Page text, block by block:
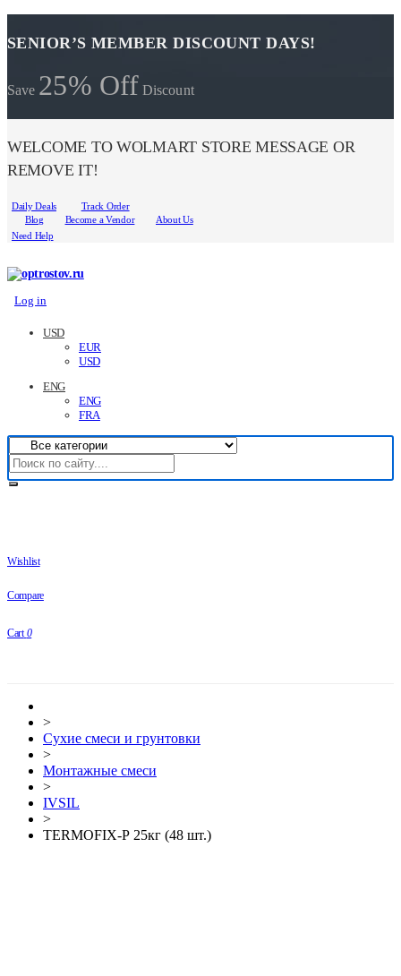
SENIOR’S MEMBER DISCOUNT DAYS!
Save 25% Off Discount
WELCOME TO WOLMART STORE MESSAGE OR
REMOVE IT!
Daily Deals
Track Order
Blog
Become a Vendor
About Us
Need Help
Log in
USD
EUR
USD
ENG
ENG
FRA
Wishlist
Compare
Cart 0
>
Сухие смеси и грунтовки
>
Монтажные смеси
>
IVSIL
>
TERMOFIX-Р 25кг (48 шт.)